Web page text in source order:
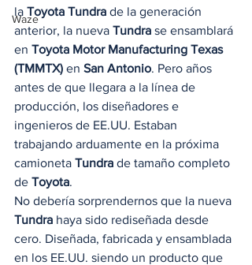
Waze
la Toyota Tundra de la generación
anterior, la nueva Tundra se ensamblará
en Toyota Motor Manufacturing Texas
(TMMTX) en San Antonio. Pero años
antes de que llegara a la línea de
producción, los diseñadores e
ingenieros de EE.UU. Estaban
trabajando arduamente en la próxima
camioneta Tundra de tamaño completo
de Toyota.
No debería sorprendernos que la nueva
Tundra haya sido rediseñada desde
cero. Diseñada, fabricada y ensamblada
en los EE.UU. siendo un producto que